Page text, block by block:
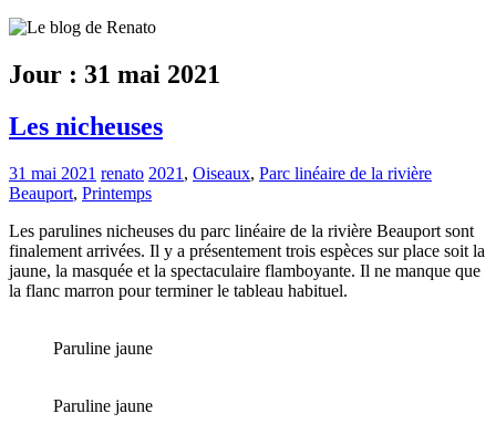
Jour : 31 mai 2021
Les nicheuses
31 mai 2021 renato 2021 , Oiseaux, Parc linéaire de la rivière
Beauport, Printemps
Les parulines nicheuses du parc linéaire de la rivière Beauport sont
finalement arrivées. Il y a présentement trois espèces sur place soit la
jaune, la masquée et la spectaculaire flamboyante. Il ne manque que
la flanc marron pour terminer le tableau habituel.
Paruline jaune
Paruline jaune